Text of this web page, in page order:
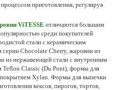
приготовления, регулируя
ViTESSE отличаются большим
среди покупателей
стали с керамическим
Chocolate Cherry, жаровни из
из нержавеющей стали с внутренним
Classic (Du Pont), формы для
Xylan. Формы для выпечки
кексов, пирогов, тортов,